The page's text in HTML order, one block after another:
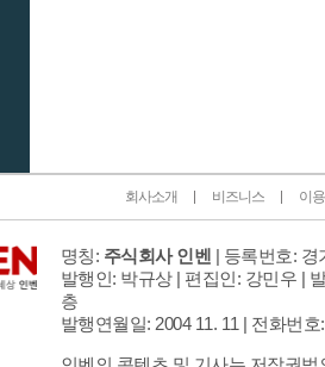
회사소개 비즈니스 이
명칭: 주식회사 인벤 | 등록번호: 경
발행인: 박규상 | 편집인: 강민우 |
층
발행연월일: 2004 11. 11 | 전화번호